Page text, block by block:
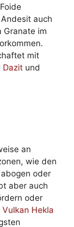
auch
Granate im
mit
Dazit und
an
wie den
oder
aber auch
oder
Vulkan Hekla